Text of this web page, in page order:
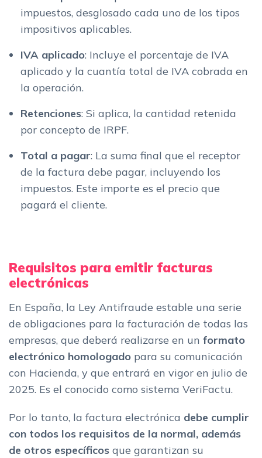
impuestos, desglosado cada uno de los tipos
impositivos aplicables.
IVA aplicado: Incluye el porcentaje de IVA
aplicado y la cuantía total de IVA cobrada en
la operación.
Retenciones: Si aplica, la cantidad retenida
por concepto de IRPF.
Total a pagar: La suma final que el receptor
de la factura debe pagar, incluyendo los
impuestos. Este importe es el precio que
pagará el cliente.
Requisitos para emitir facturas
electrónicas
En España, la Ley Antifraude estable una serie
de obligaciones para la facturación de todas las
empresas, que deberá realizarse en un formato
electrónico homologado para su comunicación
con Hacienda, y que entrará en vigor en julio de
2025. Es el conocido como sistema VeriFactu.
Por lo tanto, la factura electrónica debe cumplir
con todos los requisitos de la normal, además
de otros específicos que garantizan su